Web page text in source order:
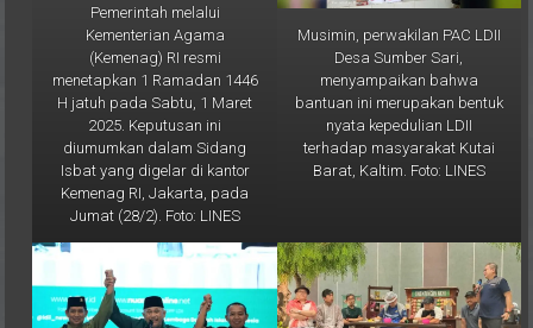
Kementerian Agama
(Kemenag) RI resmi
menetapkan 1 Ramadan 1446
H jatuh pada Sabtu, 1 Maret
2025. Keputusan ini
diumumkan dalam Sidang
Isbat yang digelar di kantor
Kemenag RI, Jakarta, pada
Jumat (28/2). Foto: LINES
Musimin, perwakilan PAC LDII
Desa Sumber Sari,
menyampaikan bahwa
bantuan ini merupakan bentuk
nyata kepedulian LDII
terhadap masyarakat Kutai
Barat, Kaltim. Foto: LINES